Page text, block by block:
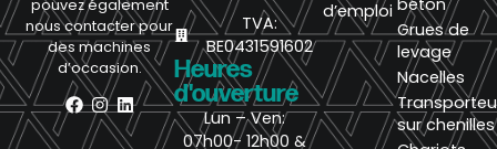
pouvez également
nous contacter pour
des machines
d’occasion.
TVA:
BE0431591602
Heures
d'ouverture
Lun – Ven:
07h00- 12h00 &
d’emploi
Grues de
levage
Nacelles
sur chenilles